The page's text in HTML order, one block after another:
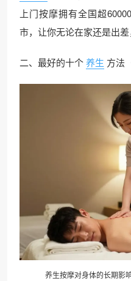
上门按摩拥有全国超
市，让你无论在家还是出差
二、最好的十个养生 方法
养生按摩对身体的长期影